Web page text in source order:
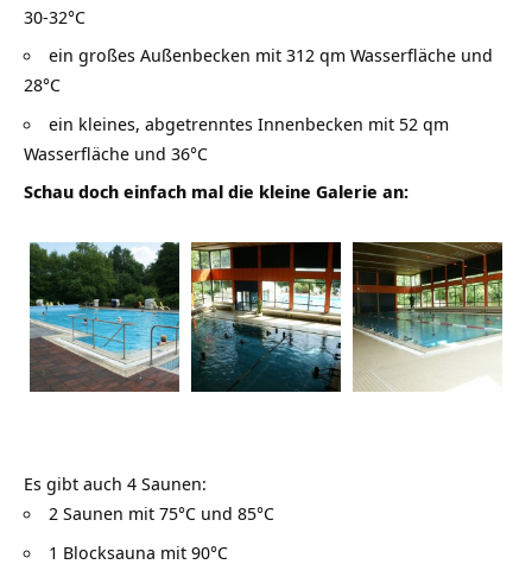
30-32°C
ein großes Außenbecken mit 312 qm Wasserfläche und
28°C
ein kleines, abgetrenntes Innenbecken mit 52 qm
Wasserfläche und 36°C
Schau doch einfach mal die kleine Galerie an:
Es gibt auch 4 Saunen:
2 Saunen mit 75°C und 85°C
1 Blocksauna mit 90°C